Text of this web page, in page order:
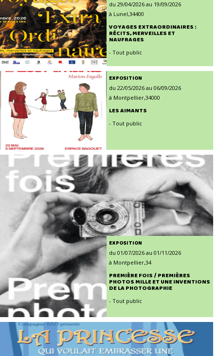
du 29/04/2026 au 19/09/2026
à Lunel,34400
VOYAGES EXTRAORDINAIRES :
RÉCITS, MERVEILLES ET
NAUFRAGES
- Tout public
EXPOSITION
du 22/05/2026 au 06/09/2026
à Montpellier,34000
LES AIMANTS
- Tout public
EXPOSITION
du 01/07/2026 au 01/11/2026
à Montpellier,34
PREMIÈRE FOIS / PREMIÈRES
PHOTOS MILLE ET UNE INVENTIONS
DE LA PHOTOGRAPHIE
- Tout public